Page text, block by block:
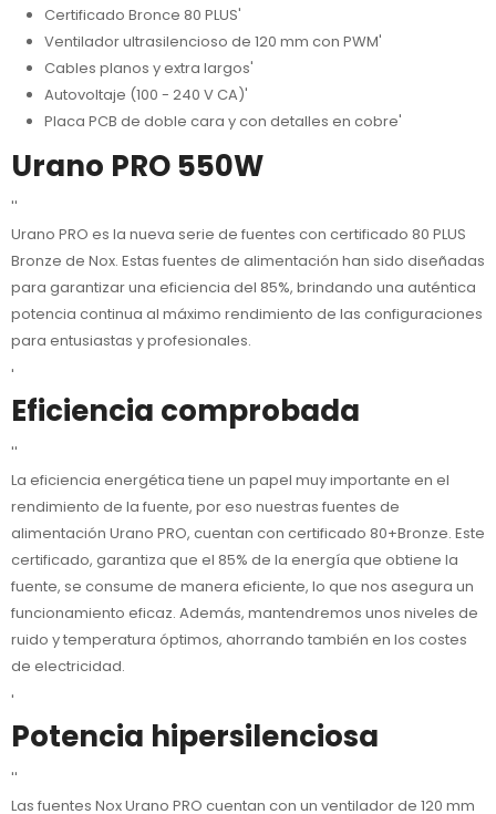
Certificado Bronce 80 PLUS'
Ventilador ultrasilencioso de 120 mm con PWM'
Cables planos y extra largos'
Autovoltaje (100 - 240 V CA)'
Placa PCB de doble cara y con detalles en cobre'
Urano PRO 550W
''
Urano PRO es la nueva serie de fuentes con certificado 80 PLUS
Bronze de Nox. Estas fuentes de alimentación han sido diseñadas
para garantizar una eficiencia del 85%, brindando una auténtica
potencia continua al máximo rendimiento de las configuraciones
para entusiastas y profesionales.
'
Eficiencia comprobada
''
La eficiencia energética tiene un papel muy importante en el
rendimiento de la fuente, por eso nuestras fuentes de
alimentación Urano PRO, cuentan con certificado 80+Bronze. Este
certificado, garantiza que el 85% de la energía que obtiene la
fuente, se consume de manera eficiente, lo que nos asegura un
funcionamiento eficaz. Además, mantendremos unos niveles de
ruido y temperatura óptimos, ahorrando también en los costes
de electricidad.
'
Potencia hipersilenciosa
''
Las fuentes Nox Urano PRO cuentan con un ventilador de 120 mm